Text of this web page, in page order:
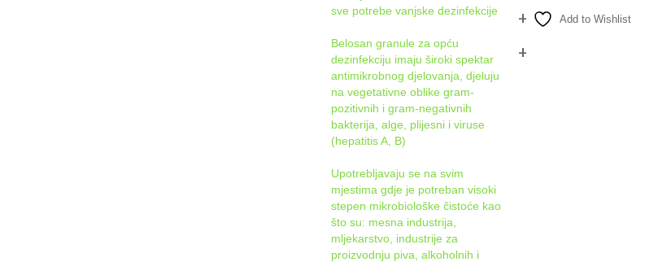
sve potrebe vanjske dezinfekcije
Belosan granule za opću
dezinfekciju imaju široki spektar
antimikrobnog djelovanja, djeluju
na vegetativne oblike gram-
pozitivnih i gram-negativnih
bakterija, alge, plijesni i viruse
(hepatitis A, B)
Upotrebljavaju se na svim
mjestima gdje je potreban visoki
stepen mikrobiološke čistoće kao
što su: mesna industrija,
mljekarstvo, industrije za
proizvodnju piva, alkoholnih i
Add to Wishlist